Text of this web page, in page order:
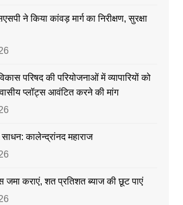
ने किया कांवड़ मार्ग का निरीक्षण, सुरक्षा
परिषद की परियोजनाओं में व्यापारियों को
प्लॉट्स आवंटित करने की मांग
साधन: कालेन्द्रांनद महाराज
जमा कराएं, शत प्रतिशत ब्याज की छूट पाएं